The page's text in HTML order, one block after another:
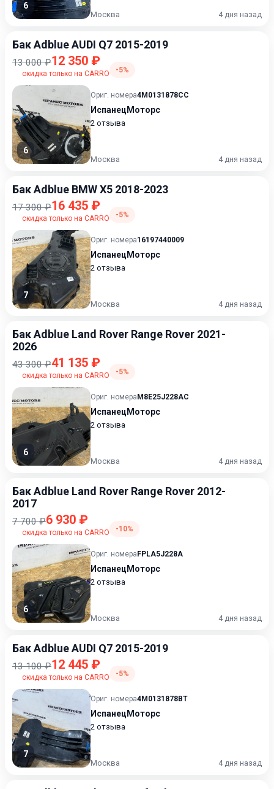
6
Москва 4 дня назад
Бак Adblue AUDI Q7 2015-2019
13 000 ₽12 350 ₽
скидка только на CARRO -5%
6
Ориг. номера4M0131878CC
ИспанецМоторс
2 отзыва
Москва 4 дня назад
Бак Adblue BMW X5 2018-2023
17 300 ₽16 435 ₽
скидка только на CARRO -5%
7
Ориг. номера16197440009
ИспанецМоторс
2 отзыва
Москва 4 дня назад
Бак Adblue Land Rover Range Rover 2021-
2026
43 300 ₽41 135 ₽
скидка только на CARRO -5%
6
Ориг. номера M8E25J228AC
ИспанецМоторс
2 отзыва
Москва 4 дня назад
Бак Adblue Land Rover Range Rover 2012-
2017
7 700 ₽6 930 ₽
скидка только на CARRO -10%
6
Ориг. номера FPLA5J228A
ИспанецМоторс
2 отзыва
Москва 4 дня назад
Бак Adblue AUDI Q7 2015-2019
13 100 ₽12 445 ₽
скидка только на CARRO -5%
7
Ориг. номера4M0131878BT
ИспанецМоторс
2 отзыва
Москва 4 дня назад